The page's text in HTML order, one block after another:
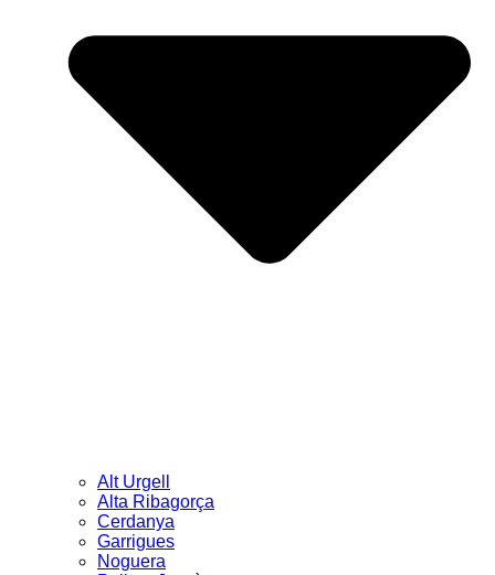
Alt Urgell
Alta Ribagorça
Cerdanya
Garrigues
Noguera